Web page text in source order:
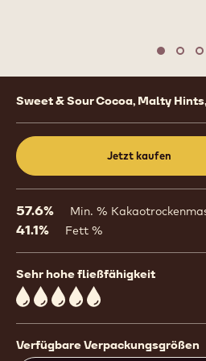
Move to
Product
information
Sweet & Sour Cocoa, Malty
Jetzt kaufen
a
window)
57.6% Min. %
41.1% Fett %
Sehr hohe fließfähigkeit
5
Verfügbare Verpackungsgrößen